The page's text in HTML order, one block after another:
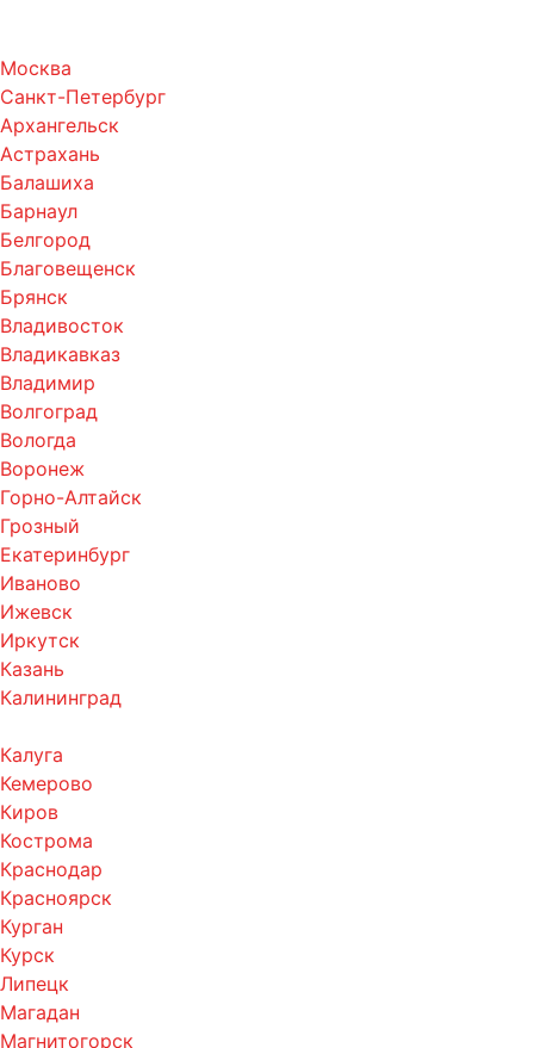
Москва
Санкт-Петербург
Архангельск
Астрахань
Балашиха
Барнаул
Белгород
Благовещенск
Брянск
Владивосток
Владикавказ
Владимир
Волгоград
Вологда
Воронеж
Горно-Алтайск
Грозный
Екатеринбург
Иваново
Ижевск
Иркутск
Казань
Калининград
Калуга
Кемерово
Киров
Кострома
Краснодар
Красноярск
Курган
Курск
Липецк
Магадан
Магнитогорск